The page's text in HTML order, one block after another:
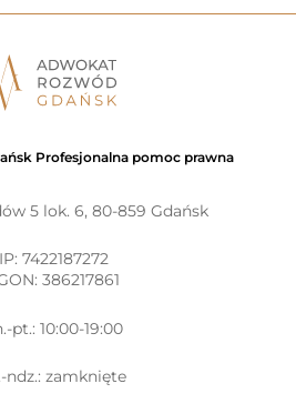
Profesjonalna pomoc prawna
5 lok. 6, 80-859 Gdańsk
7422187272
386217861
pt.: 10:00-19:00
ndz.: zamknięte